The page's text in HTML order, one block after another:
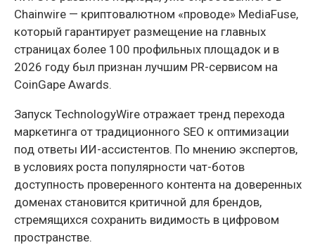
Chainwire — криптовалютном «проводе» MediaFuse,
который гарантирует размещение на главных
страницах более 100 профильных площадок и в
2026 году был признан лучшим PR-сервисом на
CoinGape Awards.
Запуск TechnologyWire отражает тренд перехода
маркетинга от традиционного SEO к оптимизации
под ответы ИИ-ассистентов. По мнению экспертов,
в условиях роста популярности чат-ботов
доступность проверенного контента на доверенных
доменах становится критичной для брендов,
стремящихся сохранить видимость в цифровом
пространстве.